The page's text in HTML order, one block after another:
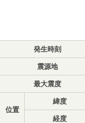
発生時刻
震源地
最大震度
位置
緯度
経度